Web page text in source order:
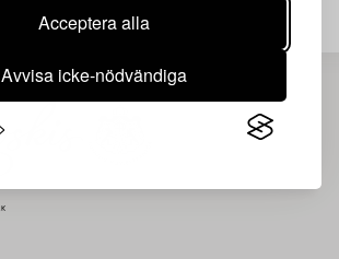
Acceptera alla
Avvisa icke-nödvändiga